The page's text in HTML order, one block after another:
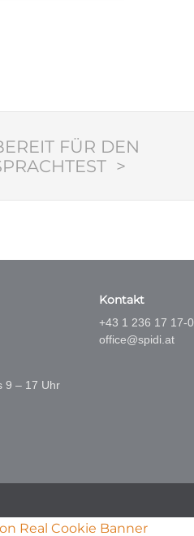
FÜR DEN
>
9 – 17 Uhr
Kontakt
+43 1 236 17 17-0
office@spidi.at
Real Cookie Banner